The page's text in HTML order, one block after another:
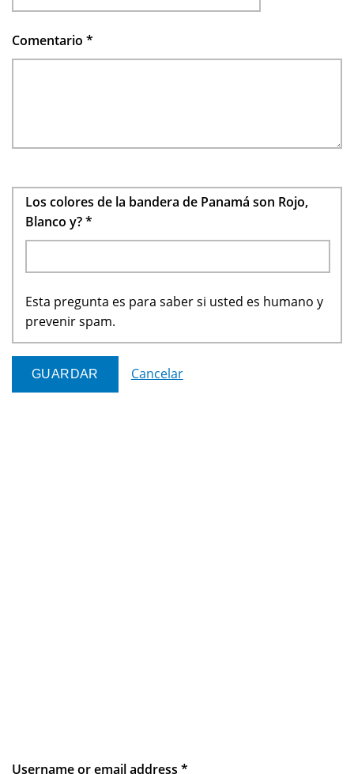
Comentario *
Los colores de la bandera de Panamá son Rojo,
Blanco y?*
Esta pregunta es para saber si usted es humano y
prevenir spam.
Cancelar
Username or email address *